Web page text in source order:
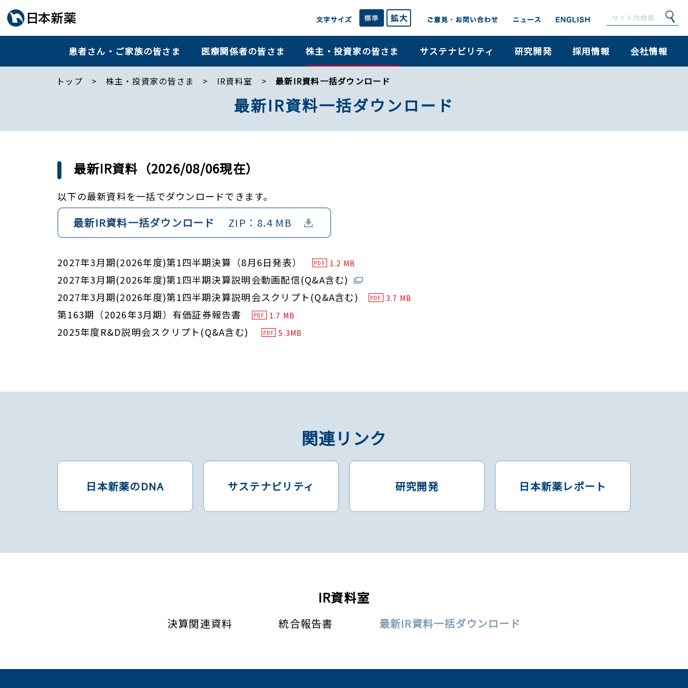
患者さん・ご家族の皆さま 医療関係者の皆さま 株主・投資家の皆さま サステナビリティ 研究開発 採用情報 会社情報
トップ 株主・投資家の皆さま IR資料室 最新IR資料一括ダウンロード
最新IR資料一括ダウンロード
最新IR資料（2026/08/06現在）
以下の最新資料を一括でダウンロードできます。
最新IR資料一括ダウンロード ZIP：8.4 MB
2027年3月期(2026年度)第1四半期決算（8月6日発表） PDF 1.2 MB
2027年3月期(2026年度)第1四半期決算説明会動画配信(Q&A含む)
2027年3月期(2026年度)第1四半期決算説明会スクリプト(Q&A含む)
PDF 3.7 MB
第163期（2026年3月期）有価証券報告書 PDF 1.7 MB
2025年度R&D説明会スクリプト(Q&A含む) PDF 5.3MB
関連リンク
日本新薬のDNA サステナビリティ 研究開発 日本新薬レポート
IR資料室
決算関連資料 統合報告書 最新IR資料一括ダウンロード